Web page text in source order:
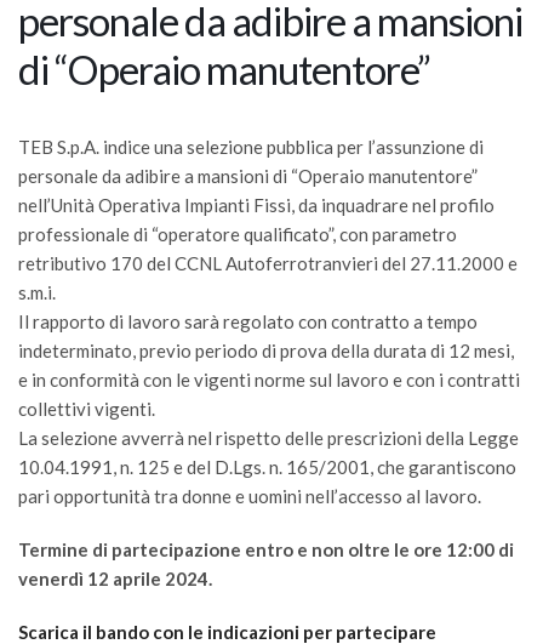
personale da adibire a mansioni
di “Operaio manutentore”
TEB S.p.A. indice una selezione pubblica per l’assunzione di
personale da adibire a mansioni di “Operaio manutentore”
nell’Unità Operativa Impianti Fissi, da inquadrare nel profilo
professionale di “operatore qualificato”, con parametro
retributivo 170 del CCNL Autoferrotranvieri del 27.11.2000 e
s.m.i.
Il rapporto di lavoro sarà regolato con contratto a tempo
indeterminato, previo periodo di prova della durata di 12 mesi,
e in conformità con le vigenti norme sul lavoro e con i contratti
collettivi vigenti.
La selezione avverrà nel rispetto delle prescrizioni della Legge
10.04.1991, n. 125 e del D.Lgs. n. 165/2001, che garantiscono
pari opportunità tra donne e uomini nell’accesso al lavoro.
Termine di partecipazione entro e non oltre le ore 12:00 di
venerdì 12 aprile 2024.
Scarica il bando con le indicazioni per partecipare